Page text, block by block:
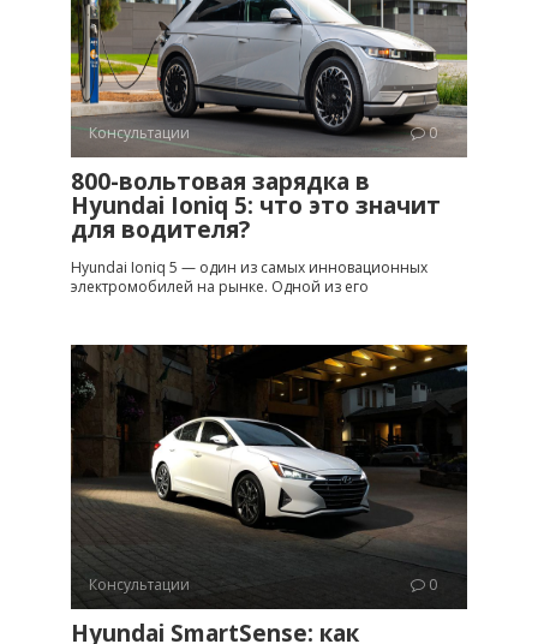
Консультации 0
800-вольтовая зарядка в
Hyundai Ioniq 5: что это значит
для водителя?
Hyundai Ioniq 5 — один из самых инновационных
электромобилей на рынке. Одной из его
Консультации 0
Hyundai SmartSense: как